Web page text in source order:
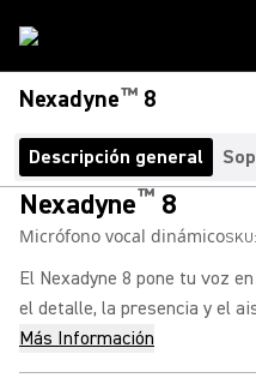
Nexadyne™ 8
Descripción general
Nexadyne™ 8
Micrófono vocal dinámicoSKU:
El Nexadyne 8 pone tu voz
el detalle, la presencia y el
Más Información